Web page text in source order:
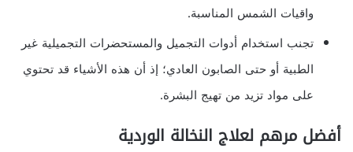
واقيات الشمس المناسبة.
تجنب استخدام أدوات التجميل والمستحضرات التجميلية غير
الطبية أو حتى الصابون العادي؛ إذ أن هذه الأشياء قد تحتوي
على مواد تزيد من تهيج البشرة.
أفضل مرهم لعلاج النخالة الوردية